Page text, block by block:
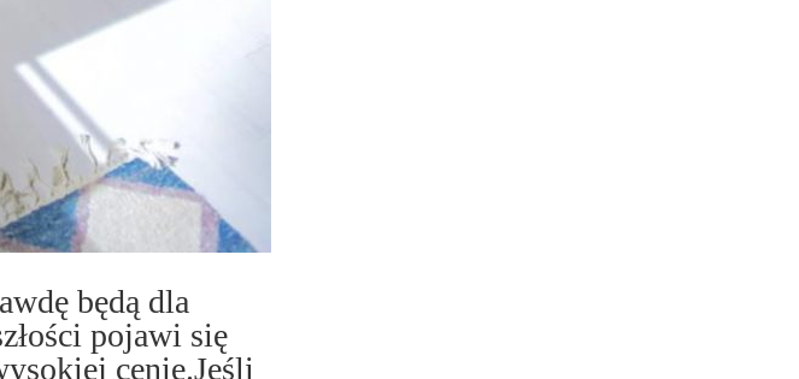
będą dla
pojawi się
cenie.Jeśli